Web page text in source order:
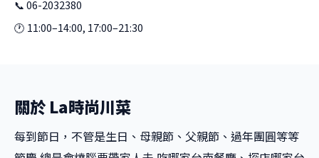
📞 06-2032380
🕐 11:00–14:00, 17:00–21:30
關於 La時尚川菜
每到節日，不管是生日、母親節、父親節、過年團圓等等